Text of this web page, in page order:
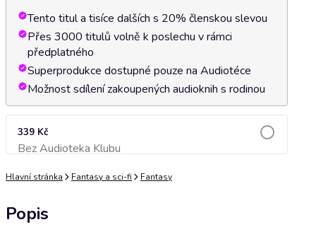
Tento titul a tisíce dalších s 20% členskou slevou
Přes 3000 titulů volně k poslechu v rámci
předplatného
Superprodukce dostupné pouze na Audiotéce
Možnost sdílení zakoupených audioknih s rodinou
339 Kč
Bez Audioteka KlubuPřidat do košíku
Hlavní stránka Fantasy a sci-fi Fantasy
Popis